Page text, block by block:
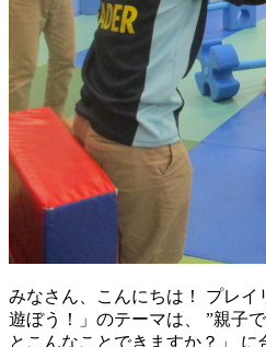
みなさん、こんにちは！ プレ
遊ぼう！」のテーマは、 ”親子
とこんなことできますか？」